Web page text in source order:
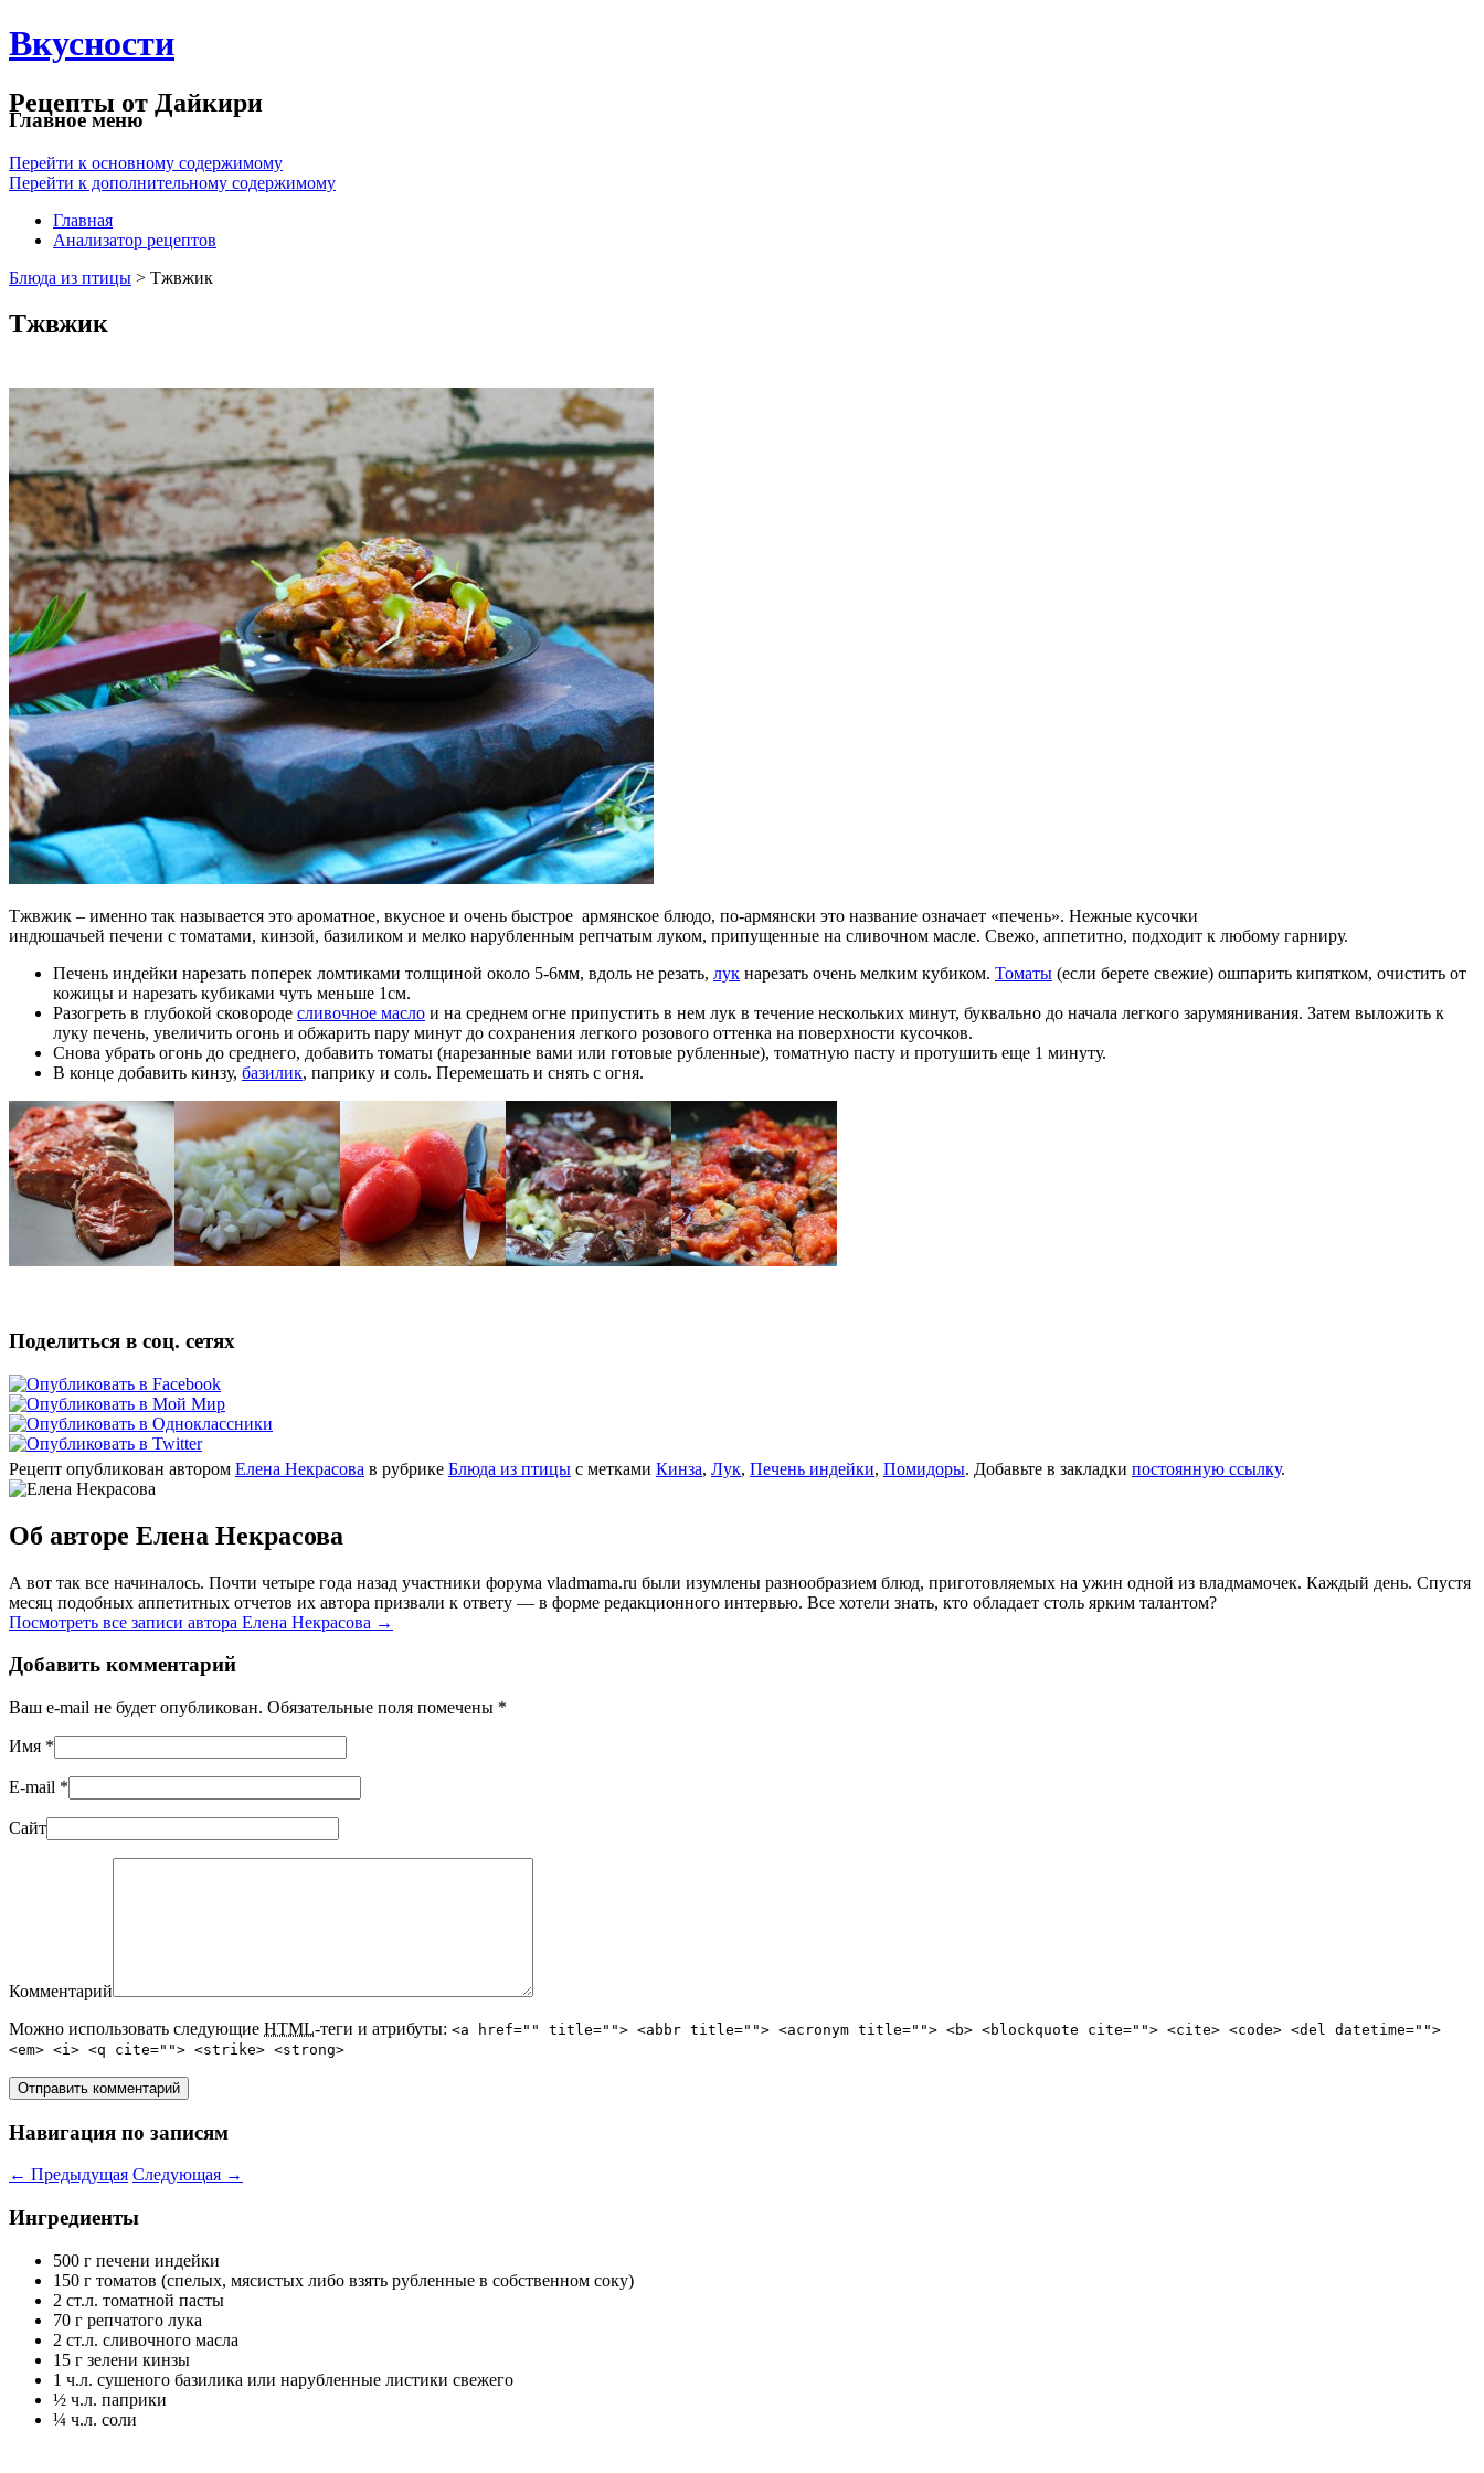
Вкусности
Рецепты от Дайкири
Главное меню
Перейти к основному содержимому
Перейти к дополнительному содержимому
Главная
Анализатор рецептов
Блюда из птицы > Тжвжик
Тжвжик
Тжвжик – именно так называется это ароматное, вкусное и очень быстрое армянское блюдо, по-армянски это название означает «печень». Нежные кусочки
индюшачьей печени с томатами, кинзой, базиликом и мелко нарубленным репчатым луком, припущенные на сливочном масле. Свежо, аппетитно, подходит к любому гарниру.
Печень индейки нарезать поперек ломтиками толщиной около 5-6мм, вдоль не резать, лук нарезать очень мелким кубиком. Томаты (если берете свежие) ошпарить кипятком, очистить от
кожицы и нарезать кубиками чуть меньше 1см.
Разогреть в глубокой сковороде сливочное масло и на среднем огне припустить в нем лук в течение нескольких минут, буквально до начала легкого зарумянивания. Затем выложить к
луку печень, увеличить огонь и обжарить пару минут до сохранения легкого розового оттенка на поверхности кусочков.
Снова убрать огонь до среднего, добавить томаты (нарезанные вами или готовые рубленные), томатную пасту и протушить еще 1 минуту.
В конце добавить кинзу, базилик, паприку и соль. Перемешать и снять с огня.
Поделиться в соц. сетях
Рецепт опубликован автором Елена Некрасова в рубрике Блюда из птицы с метками Кинза, Лук, Печень индейки, Помидоры. Добавьте в закладки постоянную ссылку.
Об авторе Елена Некрасова
А вот так все начиналось. Почти четыре года назад участники форума vladmama.ru были изумлены разнообразием блюд, приготовляемых на ужин одной из владмамочек. Каждый день. Спустя
месяц подобных аппетитных отчетов их автора призвали к ответу — в форме редакционного интервью. Все хотели знать, кто обладает столь ярким талантом?
Посмотреть все записи автора Елена Некрасова →
Добавить комментарий
Ваш e-mail не будет опубликован. Обязательные поля помечены *
Имя *
E-mail *
Сайт
Комментарий
Можно использовать следующие HTML-теги и атрибуты: <a href="" title=""> <abbr title=""> <acronym title=""> <b> <blockquote cite=""> <cite> <code> <del datetime="">
<em> <i> <q cite=""> <strike> <strong>
Навигация по записям
← Предыдущая Следующая →
Ингредиенты
500 г печени индейки
150 г томатов (спелых, мясистых либо взять рубленные в собственном соку)
2 ст.л. томатной пасты
70 г репчатого лука
2 ст.л. сливочного масла
15 г зелени кинзы
1 ч.л. сушеного базилика или нарубленные листики свежего
½ ч.л. паприки
¼ ч.л. соли